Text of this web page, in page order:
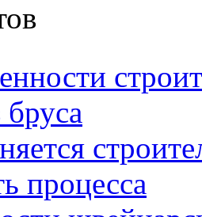
процесса